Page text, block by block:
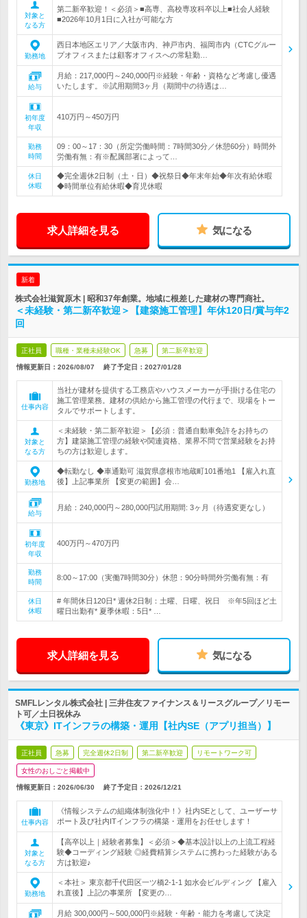
対象と
なる方
第二新卒歓迎！＜必須＞■高専、高校専攻科卒以上■社会人経験
■2026年10月1日に入社が可能な方
勤務地
西日本地区エリア／大阪市内、神戸市内、福岡市内（CTCグルー
プオフィスまたは顧客オフィスへの常駐勤…
給与
月給：217,000円～240,000円※経験・年齢・資格など考慮し優遇
いたします。※試用期間3ヶ月（期間中の待遇は…
初年度
年収
410万円～450万円
勤務
時間
09：00～17：30（所定労働時間：7時間30分／休憩60分）時間外
労働有無：有※配属部署によって…
休日
休暇
◆完全週休2日制（土・日）◆祝祭日◆年末年始◆年次有給休暇
◆時間単位有給休暇◆育児休暇
求人詳細を見る 気になる
新着
株式会社滋賀原木 | 昭和37年創業。地域に根差した建材の専門商社。
＜未経験・第二新卒歓迎＞【建築施工管理】年休120日/賞与年2
回
正社員 職種・業種未経験OK 急募 第二新卒歓迎
情報更新日：2026/08/07 終了予定日： 2027/01/28
仕事内容
当社が建材を提供する工務店やハウスメーカーが手掛ける住宅の
施工管理業務。建材の供給から施工管理の代行まで、現場をトー
タルでサポートします。
対象と
なる方
＜未経験・第二新卒歓迎＞【必須：普通自動車免許をお持ちの
方】建築施工管理の経験や関連資格、業界不問で営業経験をお持
ちの方は歓迎します。
勤務地
◆転勤なし ◆車通勤可 滋賀県彦根市地蔵町101番地1 【雇入れ直
後】上記事業所 【変更の範囲】会…
給与
月給：240,000円～280,000円試用期間: 3ヶ月（待遇変更なし）
初年度
年収
400万円～470万円
勤務
時間
8:00～17:00（実働7時間30分）休憩：90分時間外労働有無：有
休日
休暇
# 年間休日120日* 週休2日制：土曜、日曜、祝日 ※年5回ほど土
曜日出勤有* 夏季休暇：5日* …
求人詳細を見る 気になる
SMFLレンタル株式会社 | 三井住友ファイナンス＆リースグループ／リモー
ト可／土日祝休み
《東京》ITインフラの構築・運用【社内SE（アプリ担当）】
正社員 急募 完全週休2日制 第二新卒歓迎 リモートワーク可
女性のおしごと掲載中
情報更新日：2026/06/30 終了予定日： 2026/12/21
仕事内容
《情報システムの組織体制強化中！》社内SEとして、ユーザーサ
ポート及び社内ITインフラの構築・運用をお任せします！
対象と
なる方
【高卒以上｜経験者募集】＜必須＞◆基本設計以上の上流工程経
験◆コーディング経験 ◎経費精算システムに携わった経験がある
方は歓迎♪
勤務地
＜本社＞ 東京都千代田区一ツ橋2-1-1 如水会ビルディング 【雇入
れ直後】上記の事業所 【変更の…
月給 300,000円～500,000円※経験・年齢・能力を考慮して決定